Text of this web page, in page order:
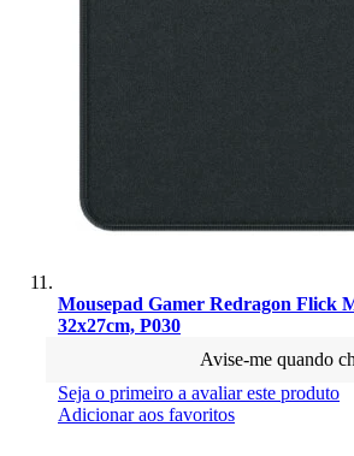
Mousepad Gamer Redragon Flick
32x27cm, P030
Avise-me quando
Seja o primeiro a avaliar este produto
Adicionar aos favoritos